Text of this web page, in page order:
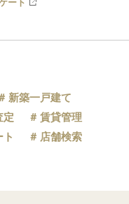
ート
新築一戸建て
定
賃貸管理
店舗検索